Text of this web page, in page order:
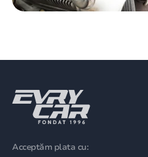
Acceptăm plata cu: